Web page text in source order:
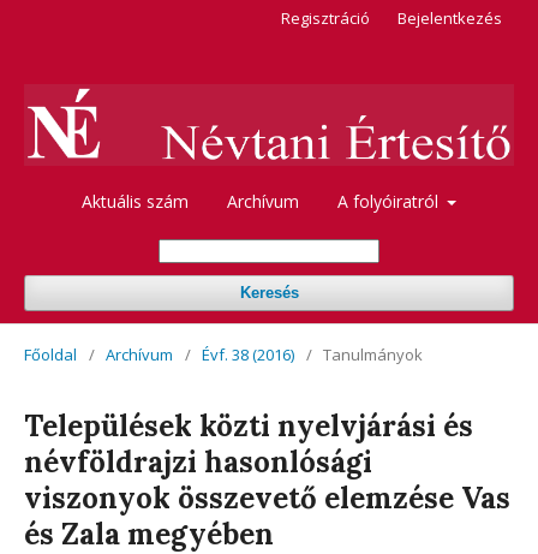
Aktuális szám Archívum A folyóiratról
Keresés
Regisztráció Bejelentkezés
Főoldal / Archívum / Évf. 38 (2016) / Tanulmányok
Települések közti nyelvjárási és
névföldrajzi hasonlósági
viszonyok összevető elemzése Vas
és Zala megyében